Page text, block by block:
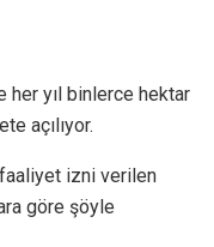
her yıl binlerce hektar
açılıyor.
faaliyet izni verilen
göre şöyle